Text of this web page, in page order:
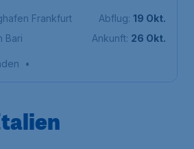
Frankfurt
Bari
Abflug: 19 Okt.
Ankunft: 26 Okt.
•